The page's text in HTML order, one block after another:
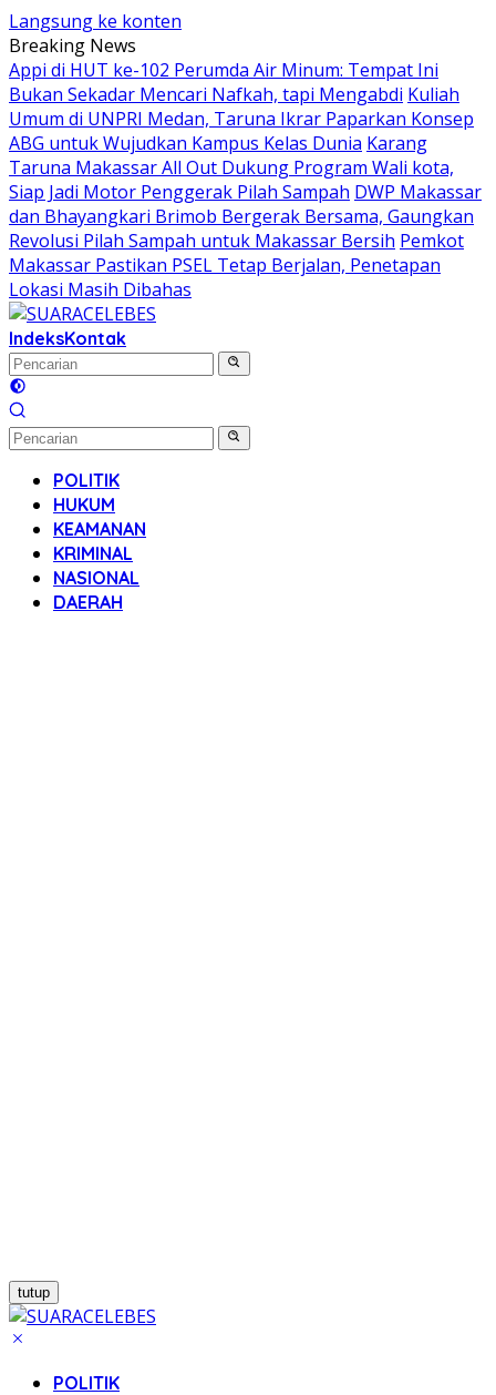
Langsung ke konten
Breaking News
Appi di HUT ke-102 Perumda Air Minum: Tempat Ini
Bukan Sekadar Mencari Nafkah, tapi Mengabdi Kuliah
Umum di UNPRI Medan, Taruna Ikrar Paparkan Konsep
ABG untuk Wujudkan Kampus Kelas Dunia Karang
Taruna Makassar All Out Dukung Program Wali kota,
Siap Jadi Motor Penggerak Pilah Sampah DWP Makassar
dan Bhayangkari Brimob Bergerak Bersama, Gaungkan
Revolusi Pilah Sampah untuk Makassar Bersih Pemkot
Makassar Pastikan PSEL Tetap Berjalan, Penetapan
Lokasi Masih Dibahas
IndeksKontak
POLITIK
HUKUM
KEAMANAN
KRIMINAL
NASIONAL
DAERAH
tutup
POLITIK